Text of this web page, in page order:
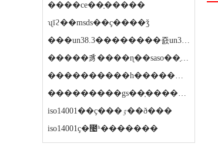
����ce��֤�����
ʯīϩ��msds��ҫ����ǯ
���un38.3��������죬un38.3�����ҫ��ô����
�����豸����ɳ��saso��֤��������ǯ
����������һ������ô����
���������gs��֤������ϼ۸�ʵ��
iso14001��ҫ���ٷ��ð���
iso14001ҫ�೤ʱ�������